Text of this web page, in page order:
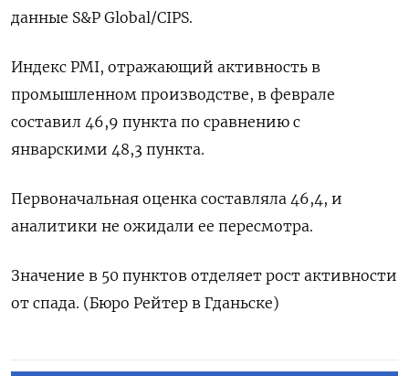
данные S&P Global/CIPS.
Индекс PMI, отражающий активность в
промышленном производстве, в феврале
составил 46,9 пункта по сравнению с
январскими 48,3 пункта.
Первоначальная оценка составляла 46,4, и
аналитики не ожидали ее пересмотра.
Значение в 50 пунктов отделяет рост активности
от спада. (Бюро Рейтер в Гданьске)